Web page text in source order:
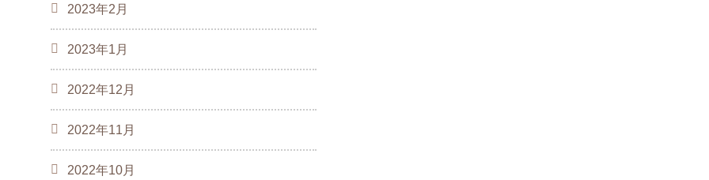
2023年2月
2023年1月
2022年12月
2022年11月
2022年10月